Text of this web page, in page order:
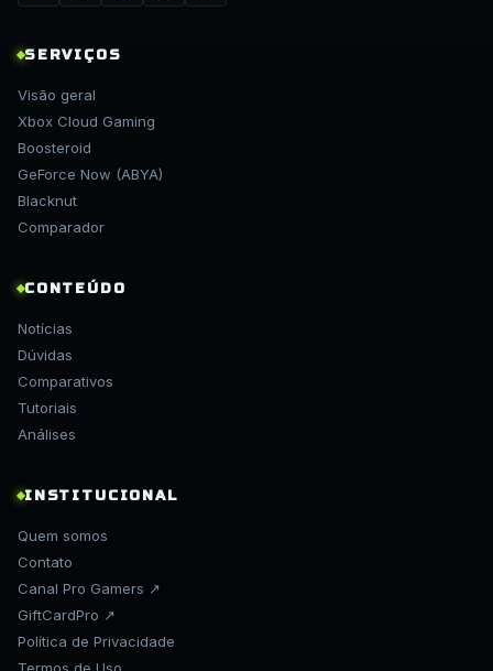
SERVIÇOS
Visão geral
Xbox Cloud Gaming
Boosteroid
GeForce Now (ABYA)
Blacknut
Comparador
CONTEÚDO
Notícias
Dúvidas
Comparativos
Tutoriais
Análises
INSTITUCIONAL
Quem somos
Contato
Canal Pro Gamers ↗
GiftCardPro ↗
Política de Privacidade
Termos de Uso